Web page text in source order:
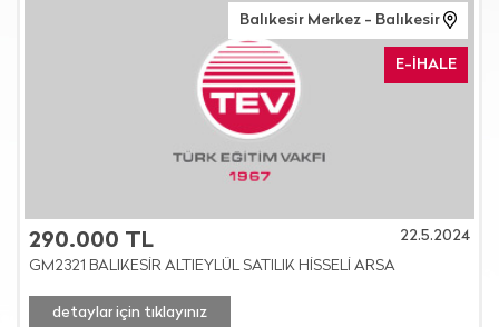
Balıkesir Merkez - Balıkesir
E-İHALE
290.000 TL
22.5.2024
GM2321 BALIKESİR ALTIEYLÜL SATILIK HİSSELİ ARSA
detaylar için tıklayınız